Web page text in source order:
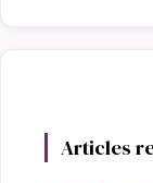
Articles